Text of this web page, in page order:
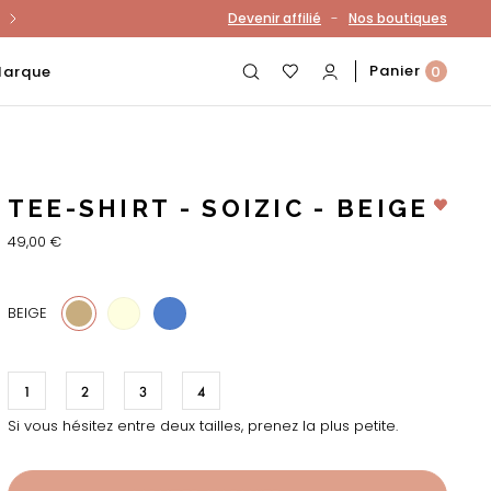
compte
Devenir affilié - Nos boutiques
Panier 0
TEE-SHIRT - SOIZIC - BEIGE
49,00 €
BEIGE 11 773
1 2 3 4
Si vous hésitez entre deux tailles, prenez la plus petite.